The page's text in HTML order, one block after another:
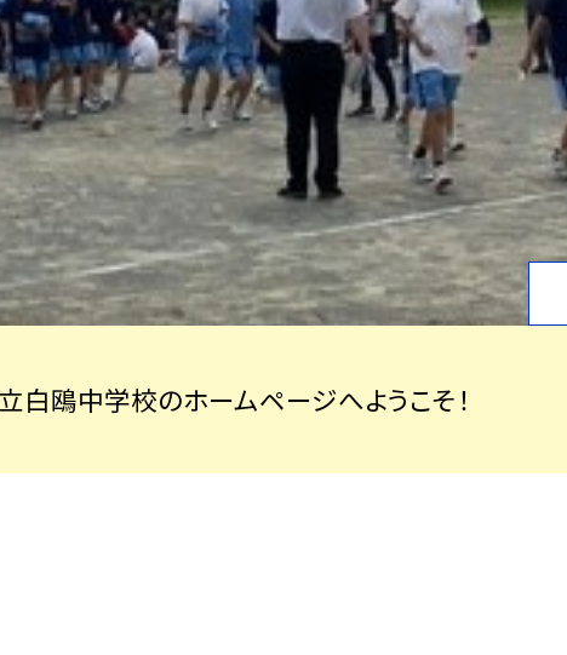
白鴎中学校のホームページへようこそ！